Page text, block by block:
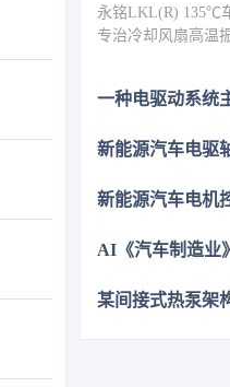
永铭LKL(R) 135℃
专治冷却风扇高温
≤10PPM（传统方
改板。100万颗用
著，助力国产化替
AI《汽车制造业